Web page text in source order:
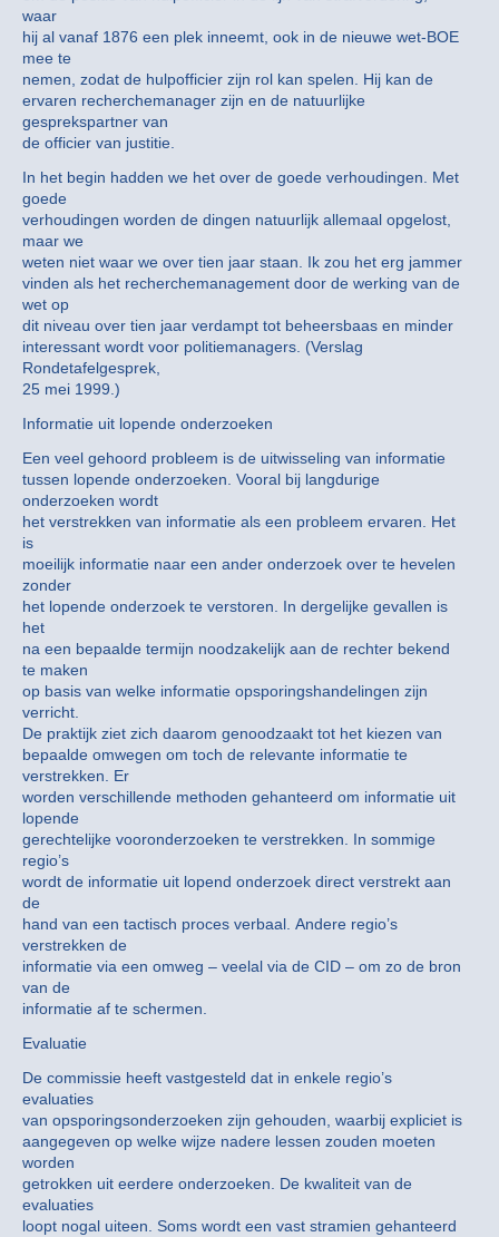
waar
hij al vanaf 1876 een plek inneemt, ook in de nieuwe wet-BOE
mee te
nemen, zodat de hulpofficier zijn rol kan spelen. Hij kan de
ervaren recherchemanager zijn en de natuurlijke
gesprekspartner van
de officier van justitie.
In het begin hadden we het over de goede verhoudingen. Met
goede
verhoudingen worden de dingen natuurlijk allemaal opgelost,
maar we
weten niet waar we over tien jaar staan. Ik zou het erg jammer
vinden als het recherchemanagement door de werking van de
wet op
dit niveau over tien jaar verdampt tot beheersbaas en minder
interessant wordt voor politiemanagers. (Verslag
Rondetafelgesprek,
25 mei 1999.)
Informatie uit lopende onderzoeken
Een veel gehoord probleem is de uitwisseling van informatie
tussen lopende onderzoeken. Vooral bij langdurige
onderzoeken wordt
het verstrekken van informatie als een probleem ervaren. Het
is
moeilijk informatie naar een ander onderzoek over te hevelen
zonder
het lopende onderzoek te verstoren. In dergelijke gevallen is
het
na een bepaalde termijn noodzakelijk aan de rechter bekend
te maken
op basis van welke informatie opsporingshandelingen zijn
verricht.
De praktijk ziet zich daarom genoodzaakt tot het kiezen van
bepaalde omwegen om toch de relevante informatie te
verstrekken. Er
worden verschillende methoden gehanteerd om informatie uit
lopende
gerechtelijke vooronderzoeken te verstrekken. In sommige
regio’s
wordt de informatie uit lopend onderzoek direct verstrekt aan
de
hand van een tactisch proces verbaal. Andere regio’s
verstrekken de
informatie via een omweg – veelal via de CID – om zo de bron
van de
informatie af te schermen.
Evaluatie
De commissie heeft vastgesteld dat in enkele regio’s
evaluaties
van opsporingsonderzoeken zijn gehouden, waarbij expliciet is
aangegeven op welke wijze nadere lessen zouden moeten
worden
getrokken uit eerdere onderzoeken. De kwaliteit van de
evaluaties
loopt nogal uiteen. Soms wordt een vast stramien gehanteerd